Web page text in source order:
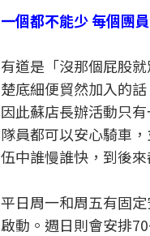
一個都不能少 每個團
有道是「沒那個屁股
楚底細便貿然加入的
因此蘇店長辦活動只
隊員都可以安心騎車
伍中誰慢誰快，到後
平日周一和周五有固
啟動。週日則會安排